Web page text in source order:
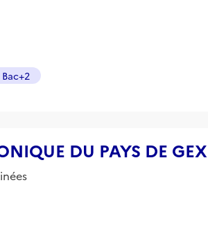
Bac+2
DU PAYS DE GEX